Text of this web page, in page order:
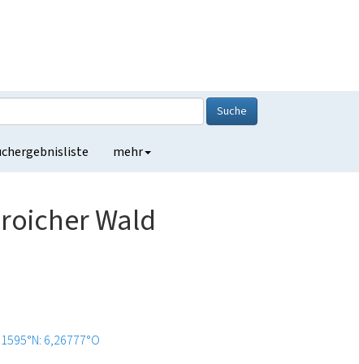
Suche
mehr
Wald
6,26777°O